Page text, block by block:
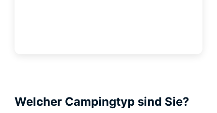
Welcher Campingtyp sind Sie?